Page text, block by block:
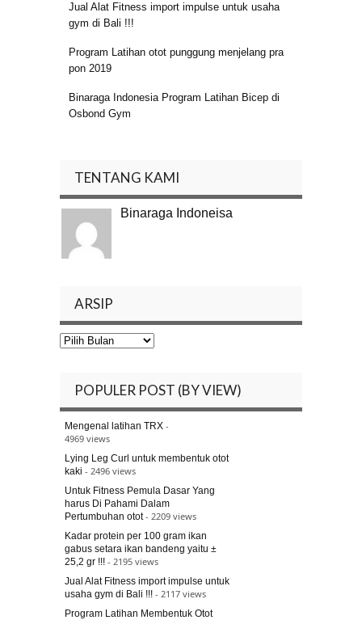
Jual Alat Fitness import impulse untuk usaha
gym di Bali !!!
Program Latihan otot punggung menjelang pra
pon 2019
Binaraga Indonesia Program Latihan Bicep di
Osbond Gym
TENTANG KAMI
Binaraga Indoneisa
ARSIP
Arsip
POPULER POST (BY VIEW)
Mengenal latihan TRX -
4969 views
Lying Leg Curl untuk membentuk otot
kaki - 2496 views
Untuk Fitness Pemula Dasar Yang
harus Di Pahami Dalam
Pertumbuhan otot - 2209 views
Kadar protein per 100 gram ikan
gabus setara ikan bandeng yaitu ±
25,2 gr !!! - 2195 views
Jual Alat Fitness import impulse untuk
usaha gym di Bali !!! - 2117 views
Program Latihan Membentuk Otot